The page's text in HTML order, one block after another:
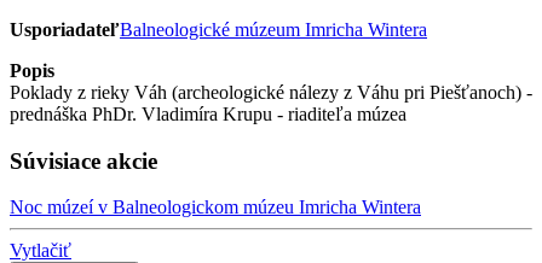
UsporiadateľBalneologické múzeum Imricha Wintera
Popis
Poklady z rieky Váh (archeologické nálezy z Váhu pri Piešťanoch) -
prednáška PhDr. Vladimíra Krupu - riaditeľa múzea
Súvisiace akcie
Noc múzeí v Balneologickom múzeu Imricha Wintera
Vytlačiť